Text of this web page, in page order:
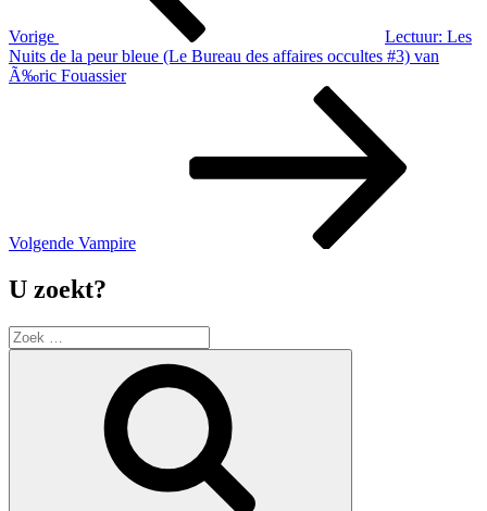
Vorige
Lectuur: Les
Nuits de la peur bleue (Le Bureau des affaires occultes #3) van
Ã‰ric Fouassier
Volgende Vampire
U zoekt?
Zoek
naar: